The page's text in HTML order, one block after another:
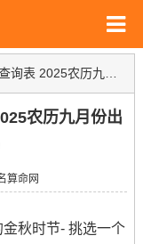
历九月份出行黄道吉日查询
农历九月份出
算命网
秋时节- 挑选一个